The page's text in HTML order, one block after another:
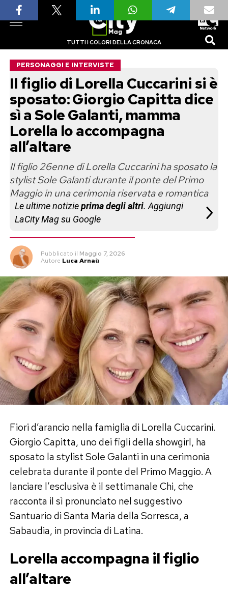
TUTTI I COLORI DELLA CRONACA
PERSONAGGI E INTERVISTE
Il figlio di Lorella Cuccarini si è
sposato: Giorgio Capitta dice
sì a Sole Galanti, mamma
Lorella lo accompagna
all’altare
Il figlio 26enne di Lorella Cuccarini ha sposato la
stylist Sole Galanti durante il ponte del Primo
Maggio in una cerimonia riservata e romantica
Le ultime notizieprima degli altri. Aggiungi
LaCity Mag su Google
Pubblicato il Maggio 7, 2026
Autore Luca Arnaù
Fiori d’arancio nella famiglia di Lorella Cuccarini.
Giorgio Capitta, uno dei figli della showgirl, ha
sposato la stylist Sole Galanti in una cerimonia
celebrata durante il ponte del Primo Maggio. A
lanciare l’esclusiva è il settimanale Chi, che
racconta il sì pronunciato nel suggestivo
Santuario di Santa Maria della Sorresca, a
Sabaudia, in provincia di Latina.
Lorella accompagna il figlio
all’altare